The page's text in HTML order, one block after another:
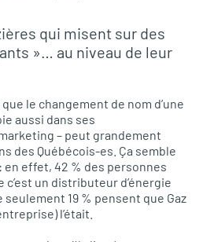
qui misent sur des
»… au niveau de leur
le changement de nom d’une
aussi dans ses
– peut grandement
des Québécois-es. Ça semble
effet, 42 % des personnes
un distributeur d’énergie
19 % pensent que Gaz
l’était.